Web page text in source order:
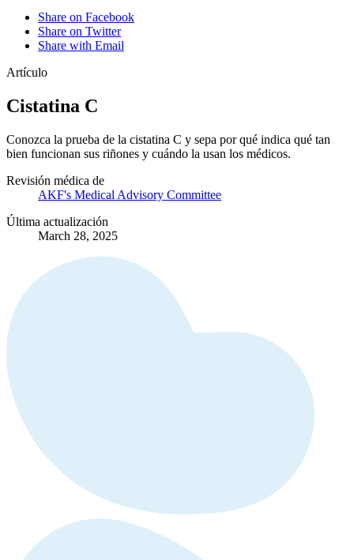
Share on Facebook
Share on Twitter
Share with Email
Artículo
Cistatina C
Conozca la prueba de la cistatina C y sepa por qué indica qué tan
bien funcionan sus riñones y cuándo la usan los médicos.
Revisión médica de
AKF's Medical Advisory Committee
Última actualización
March 28, 2025